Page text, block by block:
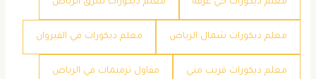
معلم ديكورات حي عرقه معلم ديكورات شرق الرياض
معلم ديكورات شمال الرياض معلم ديكورات في القيروان
معلم ديكورات قريب مني مقاول ترميمات في الرياض